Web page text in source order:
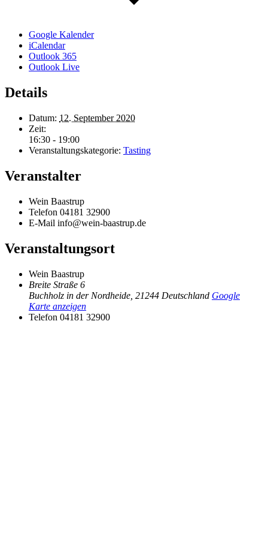
Google Kalender
iCalendar
Outlook 365
Outlook Live
Details
Datum: 12. September 2020
Zeit:
16:30 - 19:00
Veranstaltungskategorie: Tasting
Veranstalter
Wein Baastrup
Telefon 04181 32900
E-Mail info@wein-baastrup.de
Veranstaltungsort
Wein Baastrup
Breite Straße 6
Buchholz in der Nordheide 21244 Deutschland Google
Karte anzeigen
Telefon 04181 32900